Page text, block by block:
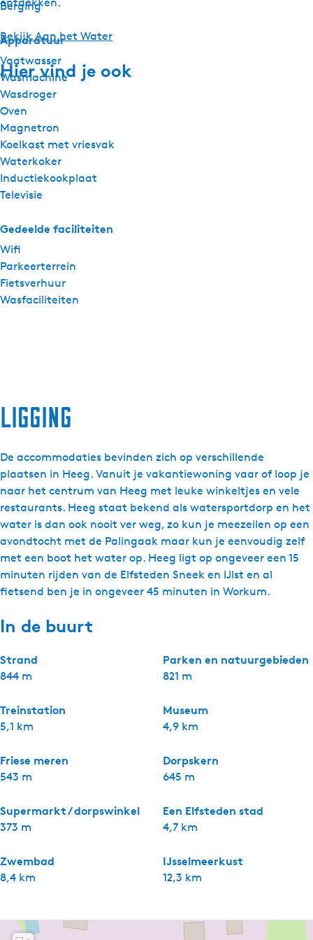
Berging
Apparatuur
Vaatwasser
Wasmachine
Wasdroger
Oven
Magnetron
Koelkast met vriesvak
Waterkoker
Inductiekookplaat
Televisie
Gedeelde faciliteiten
Wifi
Parkeerterrein
Fietsverhuur
Wasfaciliteiten
Bekijk Aan het Water
Hier vind je ook
Ligging
De accommodaties bevinden zich op verschillende
plaatsen in Heeg. Vanuit je vakantiewoning vaar of loop je
naar het centrum van Heeg met leuke winkeltjes en vele
restaurants. Heeg staat bekend als watersportdorp en het
water is dan ook nooit ver weg, zo kun je meezeilen op een
avondtocht met de Palingaak maar kun je eenvoudig zelf
met een boot het water op. Heeg ligt op ongeveer een 15
minuten rijden van de Elfsteden Sneek en IJlst en al
fietsend ben je in ongeveer 45 minuten in Workum.
In de buurt
Strand
844 m
Parken en natuurgebieden
821 m
Treinstation
5,1 km
Museum
4,9 km
Friese meren
543 m
Dorpskern
645 m
Supermarkt / dorpswinkel
373 m
Een Elfsteden stad
4,7 km
Zwembad
8,4 km
IJsselmeerkust
12,3 km